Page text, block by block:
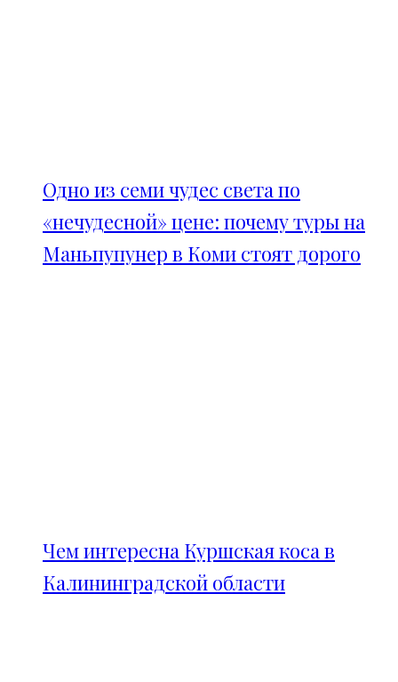
Одно из семи чудес света по
«нечудесной» цене: почему туры на
Маньпупунер в Коми стоят дорого
Чем интересна Куршская коса в
Калининградской области